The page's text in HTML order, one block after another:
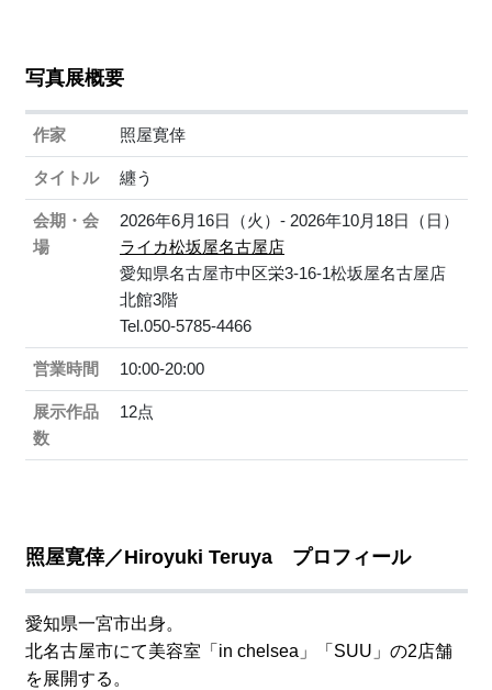
写真展概要
作家 照屋寛倖
タイトル 纏う
会期・会
場
2026年6月16日（火）- 2026年10月18日（日）
ライカ松坂屋名古屋店
愛知県名古屋市中区栄3-16-1松坂屋名古屋店
北館3階
Tel.050-5785-4466
営業時間 10:00-20:00
展示作品
数
12点
照屋寛倖／Hiroyuki Teruya プロフィール
愛知県一宮市出身。
北名古屋市にて美容室「in chelsea」「SUU」の2店舗
を展開する。